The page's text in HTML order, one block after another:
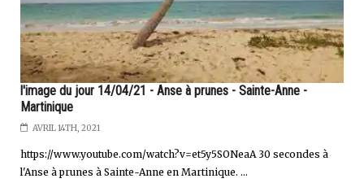
l'image du jour 14/04/21 - Anse à prunes - Sainte-Anne -
Martinique
AVRIL 14TH, 2021
https://www.youtube.com/watch?v=et5y5SONeaA 30 secondes à
l'Anse à prunes à Sainte-Anne en Martinique. ...